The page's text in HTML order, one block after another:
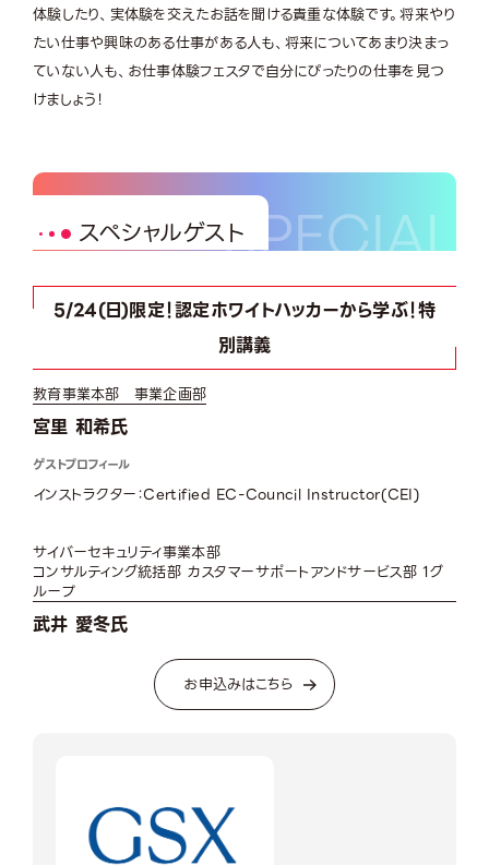
体験したり、実体験を交えたお話を聞ける貴重な体験です。将来やり
たい仕事や興味のある仕事がある人も、将来についてあまり決まっ
ていない人も、お仕事体験フェスタで自分にぴったりの仕事を見つ
けましょう！
スペシャルゲスト
5/24(日)限定！認定ホワイトハッカーから学ぶ！特
別講義
教育事業本部 事業企画部
宮里 和希氏
ゲストプロフィール
インストラクター：Certified EC-Council Instructor(CEI)
サイバーセキュリティ事業本部
コンサルティング統括部 カスタマーサポートアンドサービス部 1グ
ループ
武井 愛冬氏
お申込みはこちら